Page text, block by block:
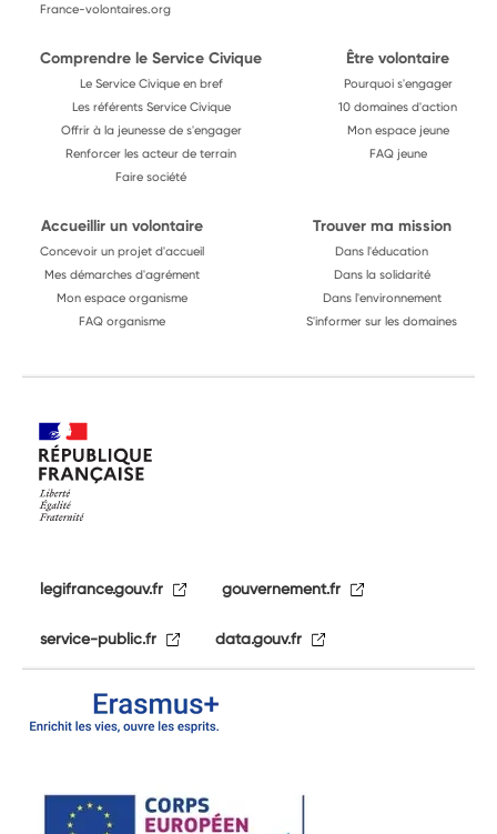
France-volontaires.org
Comprendre le Service Civique
Le Service Civique en bref
Les référents Service Civique
Offrir à la jeunesse de s'engager
Renforcer les acteur de terrain
Faire société
Être volontaire
Pourquoi s'engager
10 domaines d'action
Mon espace jeune
FAQ jeune
Accueillir un volontaire
Concevoir un projet d'accueil
Mes démarches d'agrément
Mon espace organisme
FAQ organisme
Trouver ma mission
Dans l'éducation
Dans la solidarité
Dans l'environnement
S'informer sur les domaines
legifrance.gouv.fr gouvernement.fr
service-public.fr data.gouv.fr